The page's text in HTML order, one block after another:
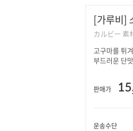
[가루비]
カルビー 素
고구마를 튀
부드러운 단
판매가
운송수단